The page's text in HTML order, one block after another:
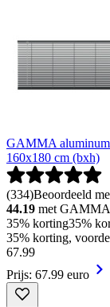
GAMMA aluminum
160x180 cm (bxh)
(334)Beoordeeld
44.19 met GAMMA
35% korting35%
35% korting,
67.99
Prijs: 67.99 euro